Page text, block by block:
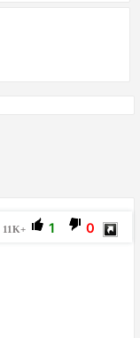
11K+ 1 0